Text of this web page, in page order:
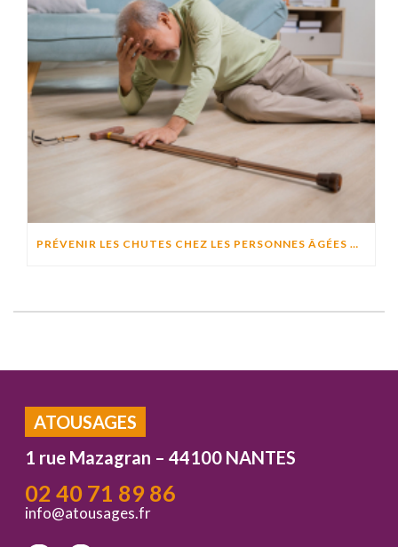
PRÉVENIR LES CHUTES CHEZ LES PERSONNES ÂGÉES À DOMICILE : CAUSES, RISQUES ET SOLUTIONS EFFICACES
ATOUSAGES
1 rue Mazagran – 44100 NANTES
02 40 71 89 86
info@atousages.fr